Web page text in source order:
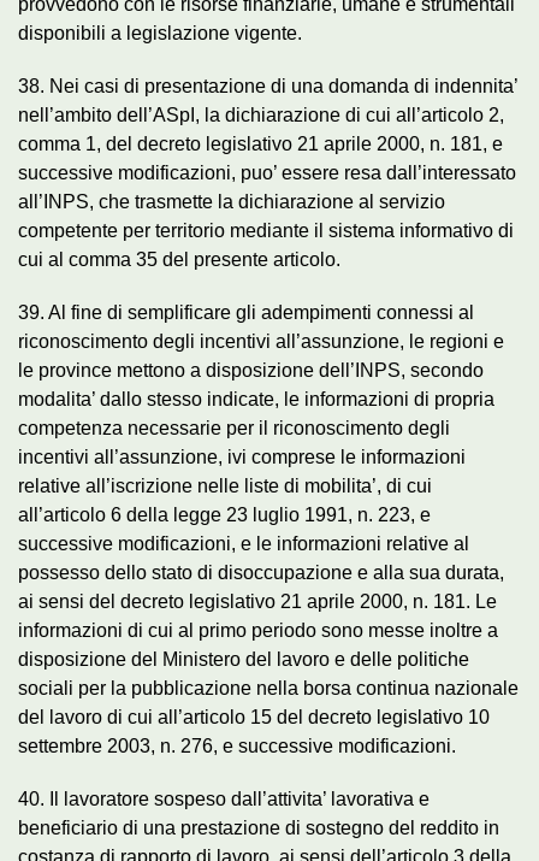
provvedono con le risorse finanziarie, umane e strumentali
disponibili a legislazione vigente.
38. Nei casi di presentazione di una domanda di indennita’
nell’ambito dell’ASpI, la dichiarazione di cui all’articolo 2,
comma 1, del decreto legislativo 21 aprile 2000, n. 181, e
successive modificazioni, puo’ essere resa dall’interessato
all’INPS, che trasmette la dichiarazione al servizio
competente per territorio mediante il sistema informativo di
cui al comma 35 del presente articolo.
39. Al fine di semplificare gli adempimenti connessi al
riconoscimento degli incentivi all’assunzione, le regioni e
le province mettono a disposizione dell’INPS, secondo
modalita’ dallo stesso indicate, le informazioni di propria
competenza necessarie per il riconoscimento degli
incentivi all’assunzione, ivi comprese le informazioni
relative all’iscrizione nelle liste di mobilita’, di cui
all’articolo 6 della legge 23 luglio 1991, n. 223, e
successive modificazioni, e le informazioni relative al
possesso dello stato di disoccupazione e alla sua durata,
ai sensi del decreto legislativo 21 aprile 2000, n. 181. Le
informazioni di cui al primo periodo sono messe inoltre a
disposizione del Ministero del lavoro e delle politiche
sociali per la pubblicazione nella borsa continua nazionale
del lavoro di cui all’articolo 15 del decreto legislativo 10
settembre 2003, n. 276, e successive modificazioni.
40. Il lavoratore sospeso dall’attivita’ lavorativa e
beneficiario di una prestazione di sostegno del reddito in
costanza di rapporto di lavoro, ai sensi dell’articolo 3 della